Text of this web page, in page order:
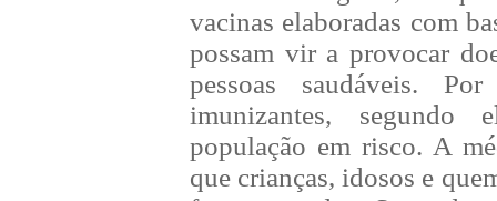
vacinas elaboradas com
possam vir a provocar
pessoas saudáveis.
imunizantes, segundo
população em risco. A
que crianças, idosos e